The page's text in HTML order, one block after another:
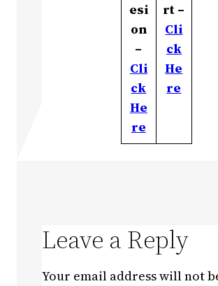
esi
on
–
Cli
ck
He
re
rt –
Cli
ck
He
re
Leave a Reply
Your email address will not